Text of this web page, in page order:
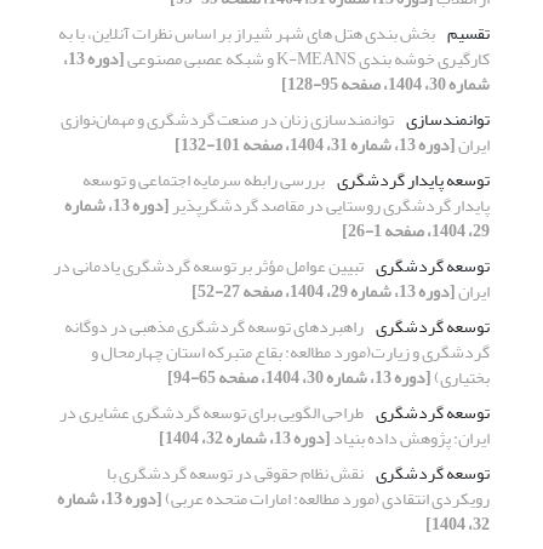
تقسیم­ بخش ­بندی هتل­ های شهر شیراز بر اساس نظرات آنلاین، با به
کارگیری خوشه­ بندی K-MEANS و شبکه عصبی مصنوعی [دوره 13،
شماره 30، 1404، صفحه 95-128]
توانمندسازی توانمندسازی زنان در صنعت گردشگری و مهمان‌نوازی
ایران[دوره 13، شماره 31، 1404، صفحه 101-132]
توسعه پایدار گردشگری بررسی رابطه سرمایه اجتماعی و توسعه
پایدار گردشگری روستایی در مقاصد گردشگرپذیر [دوره 13، شماره
29، 1404، صفحه 1-26]
توسعه گردشگری تبیین عوامل مؤثر بر توسعه گردشگری یادمانی در
ایران[دوره 13، شماره 29، 1404، صفحه 27-52]
توسعه گردشگری راهبردهای توسعه گردشگری مذهبی در دوگانه
گردشگری و زیارت(مورد مطالعه: بقاع متبرکه استان چهارمحال و
بختیاری)[دوره 13، شماره 30، 1404، صفحه 65-94]
توسعه گردشگری طراحی الگویی برای توسعه گردشگری عشایری در
ایران: پژوهش داده بنیاد[دوره 13، شماره 32، 1404]
توسعه گردشگری نقش نظام حقوقی در توسعه گردشگری با
رویکردی انتقادی (مورد مطالعه: امارات متحده عربی) [دوره 13، شماره
32، 1404]